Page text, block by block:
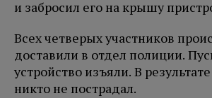
и забросил его на крышу
Всех четверых участников
доставили в отдел полиции.
устройство изъяли. В
никто не пострадал.